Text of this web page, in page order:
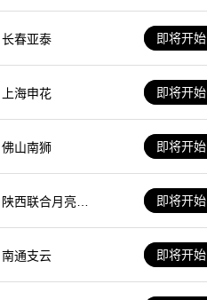
长春亚泰 即将开始
上海申花 即将开始
佛山南狮 即将开始
陕西联合月亮泊
即将开始
南通支云 即将开始